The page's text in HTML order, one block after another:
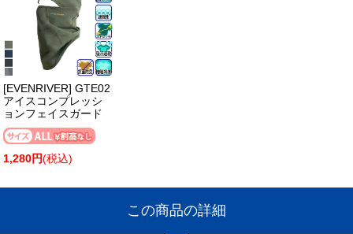
[EVENRIVER] GTE02
アイスコンプレッシ
ョンフェイスガード
1,280円(税込)
この商品の詳細